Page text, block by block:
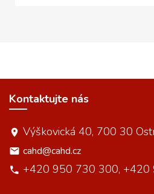
Kontaktujte nás
Výškovická 40, 700 30
cahd@cahd.cz
+420 950 730 300,